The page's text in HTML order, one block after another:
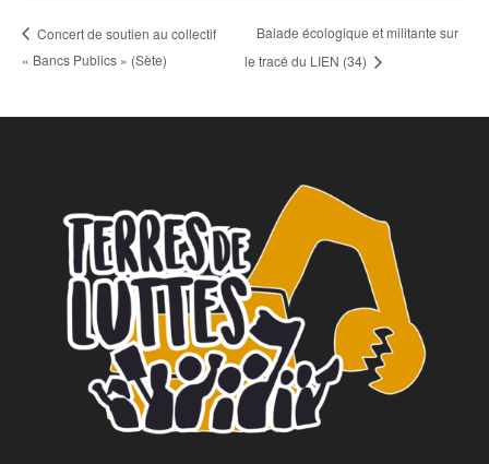
Concert de soutien au collectif
« Bancs Publics » (Sète)
Balade écologique et militante sur
le tracé du LIEN (34)